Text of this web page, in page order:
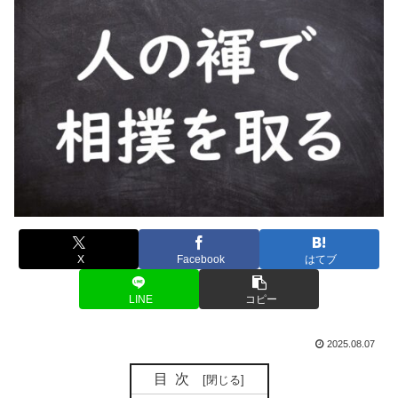
X Facebook はてブ
LINE コピー
2025.08.07
目次